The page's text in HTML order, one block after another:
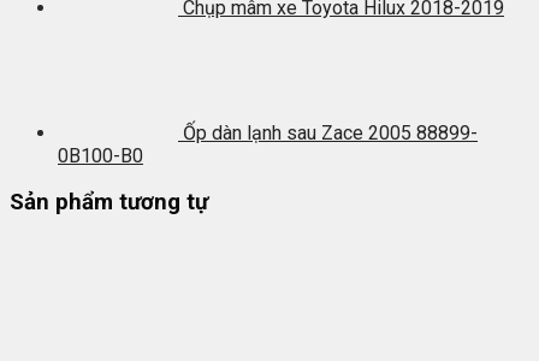
Chụp mâm xe Toyota Hilux 2018-2019
Ốp dàn lạnh sau Zace 2005 88899-
0B100-B0
Sản phẩm tương tự